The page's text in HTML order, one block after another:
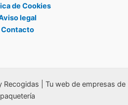
de Cookies
legal
Contacto
| Tu web de empresas de
paquetería